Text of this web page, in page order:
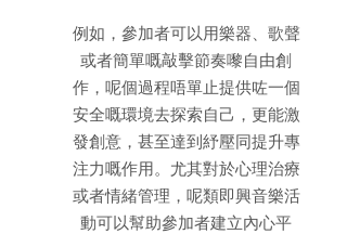
例如，參加者可以用樂器、歌聲
或者簡單嘅敲擊節奏嚟自由創
作，呢個過程唔單止提供咗一個
安全嘅環境去探索自己，更能激
發創意，甚至達到紓壓同提升專
注力嘅作用。尤其對於心理治療
或者情緒管理，呢類即興音樂活
動可以幫助參加者建立內心平